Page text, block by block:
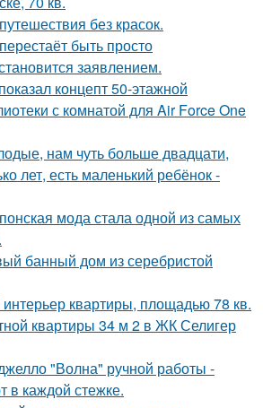
без красок.
быть просто
заявлением.
концепт 50-этажной
с комнатой для Air Force One
нам чуть больше двадцати,
лет, есть маленький ребёнок -
мода стала одной из самых
банный дом из серебристой
квартиры, площадью 78 кв.
квартиры 34 м 2 в ЖК Селигер
"Волна" ручной работы -
в каждой стежке.